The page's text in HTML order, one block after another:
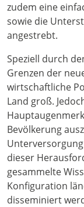
zudem eine
sowie die
angestrebt.
Speziell durch
Grenzen der
wirtschaftliche
Land groß.
Bevölkerung
dieser
gesammelte
Konfiguration
disseminiert